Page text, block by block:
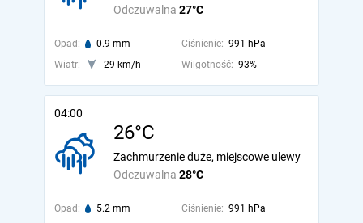
Odczuwalna 27°C
Opad: 0.9 mm Ciśnienie: 991 hPa
Wiatr:
29 km/h Wilgotność: 93%
04:00
26°C
Odczuwalna 28°C
Zachmurzenie duże, miejscowe ulewy
Opad: 5.2 mm Ciśnienie: 991 hPa